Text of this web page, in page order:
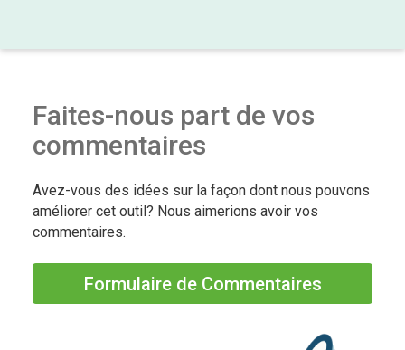
Faites-nous part de vos
commentaires
Avez-vous des idées sur la façon dont nous pouvons
améliorer cet outil? Nous aimerions avoir vos
commentaires.
Formulaire de Commentaires